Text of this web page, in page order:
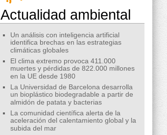
Actualidad ambiental
Un análisis con inteligencia artificial
identifica brechas en las estrategias
climáticas globales
El clima extremo provoca 411.000
muertes y pérdidas de 822.000 millones
en la UE desde 1980
La Universidad de Barcelona desarrolla
un bioplástico biodegradable a partir de
almidón de patata y bacterias
La comunidad científica alerta de la
aceleración del calentamiento global y la
subida del mar